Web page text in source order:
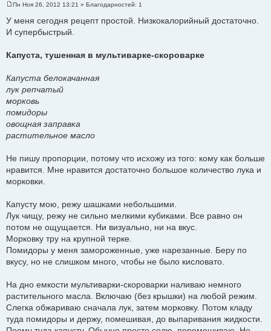
о
б
н
Пн Ноя 26, 2012 13:21 » Благодарностей: 1
У меня сегодня рецепт простой. Низкокалорийный достаточно.
И супербыстрый.
Капуста, тушенная в мультиварке-скороварке
Капуста белокачанная
лук репчатый
морковь
помидоры
овощная заправка
растительное масло
Не пишу пропорции, потому что исхожу из того: кому как больше
нравится. Мне нравится достаточно большое количество лука и
морковки.
Капусту мою, режу шашками небольшими.
Лук чищу, режу не сильно мелкими кубиками. Все равно он
потом не ощущается. Ни визуально, ни на вкус.
Морковку тру на крупной терке.
Помидоры у меня замороженные, уже нарезанные. Беру по
вкусу, но не слишком много, чтобы не было кисловато.
На дно емкости мультиварки-скороварки наливаю немного
растительного масла. Включаю (без крышки) на любой режим.
Слегка обжариваю сначала лук, затем морковку. Потом кладу
туда помидоры и держу, помешивая, до выпаривания жидкости.